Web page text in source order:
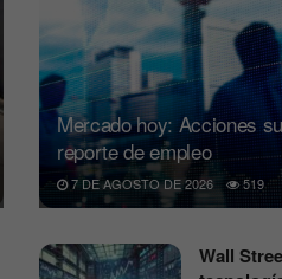
Mercado hoy: Acciones
reporte de empleo
7 DE AGOSTO DE 2026 519
Wall